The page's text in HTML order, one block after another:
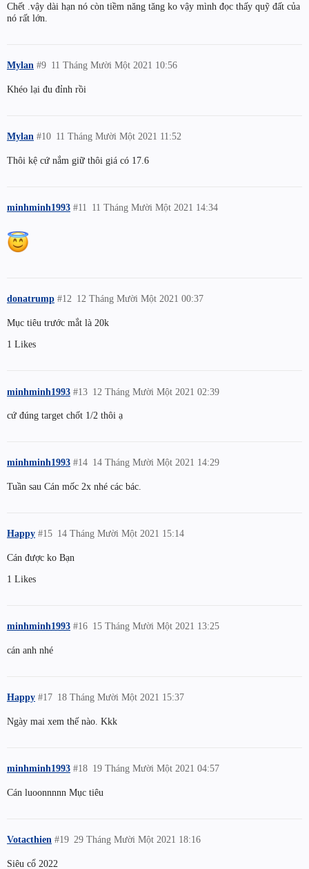
Chết .vậy dài hạn nó còn tiềm năng tăng ko vậy mình đọc thấy quỹ đất của
nó rất lớn.
Mylan 11 Tháng Mười Một 2021 10:56
#9
Khéo lại đu đỉnh rồi
Mylan 11 Tháng Mười Một 2021 11:52
#10
Thôi kệ cứ nắm giữ thôi giá có 17.6
minhminh1993 11 Tháng Mười Một 2021 14:34
#11
donatrump 12 Tháng Mười Một 2021 00:37
#12
Mục tiêu trước mắt là 20k
1 Likes
minhminh1993 12 Tháng Mười Một 2021 02:39
#13
cứ đúng target chốt 1/2 thôi ạ
minhminh1993 14 Tháng Mười Một 2021 14:29
#14
Tuần sau Cán mốc 2x nhé các bác.
Happy 14 Tháng Mười Một 2021 15:14
#15
Cán được ko Bạn
1 Likes
minhminh1993 15 Tháng Mười Một 2021 13:25
#16
cán anh nhé
Happy 18 Tháng Mười Một 2021 15:37
#17
Ngày mai xem thế nào. Kkk
minhminh1993 19 Tháng Mười Một 2021 04:57
#18
Cán luoonnnnn Mục tiêu
Votacthien 29 Tháng Mười Một 2021 18:16
#19
Siêu cổ 2022